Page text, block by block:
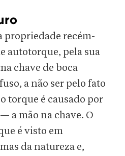
propriedade recém-
autotorque, pela sua
chave de boca
a não ser pelo fato
torque é causado por
a mão na chave. O
é visto em
da natureza e,